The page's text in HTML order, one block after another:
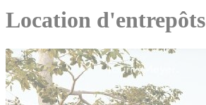
Location d'entrepôts